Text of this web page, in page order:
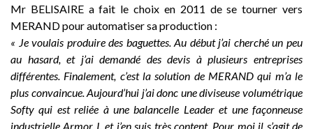
Mr BELISAIRE a fait le choix en 2011 de se tourner vers
MERAND pour automatiser sa production :
« Je voulais produire des baguettes. Au début j’ai cherché un peu
au hasard, et j’ai demandé des devis à plusieurs entreprises
différentes. Finalement, c’est la solution de MERAND qui m’a le
plus convaincue. Aujourd’hui j’ai donc une diviseuse volumétrique
Softy qui est reliée à une balancelle Leader et une façonneuse
industrielle Armor I, et j’en suis très content. Pour moi il s’agit de